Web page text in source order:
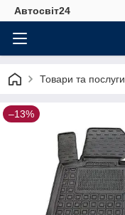
Автосвіт24
Товари та послуги
–13%